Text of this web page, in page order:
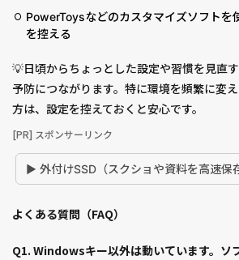
PowerToysなどのカスタマイズソフトを
を控える
💡日頃からちょっとした設定や習慣を見直
予防につながります。特に環境を頻繁に変
方は、設定を控えておくと安心です。
[PR] スポンサーリンク
▶ 外付けSSD（スクショや資料を高速保
よくある質問（FAQ）
Q1. Windowsキー以外は動いています。ソ